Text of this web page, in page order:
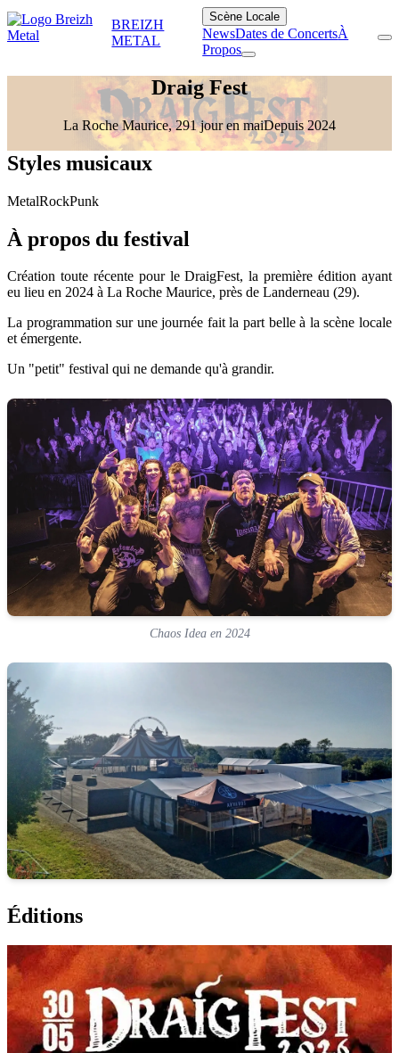
BREIZH
METAL
Scène Locale
NewsDates de ConcertsÀ
Propos
Draig Fest
La Roche Maurice, 291 jour en maiDepuis 2024
Styles musicaux
MetalRockPunk
À propos du festival
Création toute récente pour le DraigFest, la première édition ayant
eu lieu en 2024 à La Roche Maurice, près de Landerneau (29).
La programmation sur une journée fait la part belle à la scène locale
et émergente.
Un "petit" festival qui ne demande qu'à grandir.
Chaos Idea en 2024
Éditions